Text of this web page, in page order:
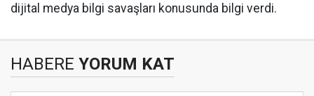
dijital medya bilgi savaşları konusunda bilgi verdi.
HABERE YORUM KAT